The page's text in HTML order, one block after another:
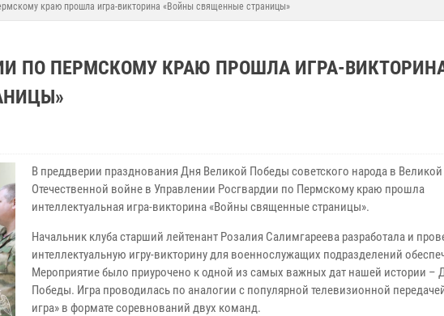
краю прошла игра-викторина «Войны священные страницы»
ПО ПЕРМСКОМУ КРАЮ ПРОШЛА ИГРА-
В преддверии празднования Дня Великой Победы советского народа в Великой
Отечественной войне в Управлении Росгвардии по Пермскому краю прошла
интеллектуальная игра-викторина «Войны священные страницы».
Начальник клуба старший лейтенант Розалия Салимгареева разработала и
интеллектуальную игру-викторину для военнослужащих подразделений
Мероприятие было приурочено к одной из самых важных дат нашей истории –
Победы. Игра проводилась по аналогии с популярной телевизионной
игра» в формате соревнований двух команд.